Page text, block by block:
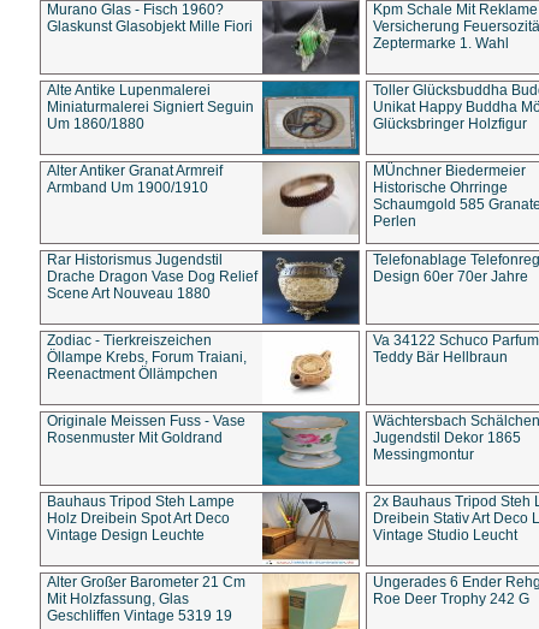
Murano Glas - Fisch 1960?
Glaskunst Glasobjekt Mille Fiori
Kpm Schale Mit Reklame
Versicherung
Zeptermarke 1. Wahl
Alte Antike Lupenmalerei
Miniaturmalerei Signiert Seguin
Um 1860/1880
Toller Glücksbuddha
Unikat Happy Buddha
Glücksbringer Holzfigur
Alter Antiker Granat Armreif
Armband Um 1900/1910
MÜnchner Biedermeier
Historische Ohrringe
Schaumgold 585
Perlen
Rar Historismus Jugendstil
Drache Dragon Vase Dog Relief
Scene Art Nouveau 1880
Telefonablage
Design 60er 70er Jahre
Zodiac - Tierkreiszeichen
Öllampe Krebs, Forum Traiani,
Reenactment Öllämpchen
Va 34122 Schuco
Teddy Bär Hellbraun
Originale Meissen Fuss - Vase
Rosenmuster Mit Goldrand
Wächtersbach Schälchen
Jugendstil Dekor 1865
Messingmontur
Bauhaus Tripod Steh Lampe
Holz Dreibein Spot Art Deco
Vintage Design Leuchte
2x Bauhaus Tripod Steh
Dreibein Stativ Art Deco
Vintage Studio Leucht
Alter Großer Barometer 21 Cm
Mit Holzfassung, Glas
Geschliffen Vintage 5319 19
Ungerades 6 Ender
Roe Deer Trophy 242 G